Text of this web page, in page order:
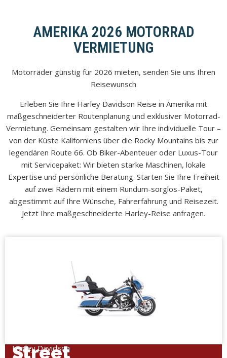
AMERIKA 2026 MOTORRAD
VERMIETUNG
Motorräder günstig für 2026 mieten, senden Sie uns Ihren
Reisewunsch
Erleben Sie Ihre Harley Davidson Reise in Amerika mit
maßgeschneiderter Routenplanung und exklusiver Motorrad-
Vermietung. Gemeinsam gestalten wir Ihre individuelle Tour –
von der Küste Kaliforniens über die Rocky Mountains bis zur
legendären Route 66. Ob Biker-Abenteuer oder Luxus-Tour
mit Servicepaket: Wir bieten starke Maschinen, lokale
Expertise und persönliche Beratung. Starten Sie Ihre Freiheit
auf zwei Rädern mit einem Rundum-sorglos-Paket,
abgestimmt auf Ihre Wünsche, Fahrerfahrung und Reisezeit.
Jetzt Ihre maßgeschneiderte Harley-Reise anfragen.
Electra
Harley Davidson
Street